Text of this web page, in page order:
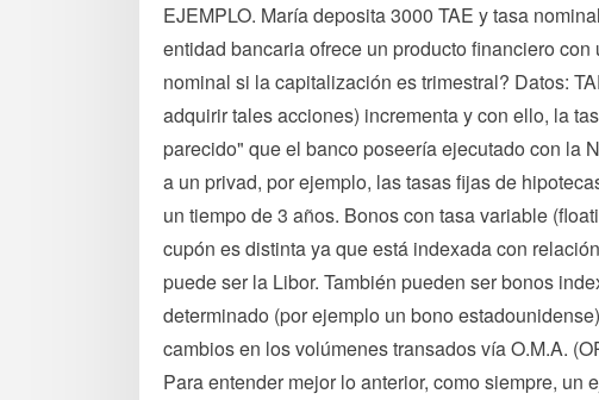
EJEMPLO. María deposita 3000 TAE y tasa
entidad bancaria ofrece un producto financiero
nominal si la capitalización es trimestral? Datos:
adquirir tales acciones) incrementa y con ello, la
parecido" que el banco poseería ejecutado con la
a un privad, por ejemplo, las tasas fijas de
un tiempo de 3 años. Bonos con tasa variable
cupón es distinta ya que está indexada con
puede ser la Libor. También pueden ser bonos
determinado (por ejemplo un bono
cambios en los volúmenes transados vía O.M.A.
Para entender mejor lo anterior, como siempre,